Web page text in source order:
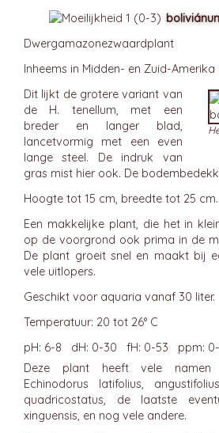
Dwergamazonezwaardplant
Inheems in Midden- en Zuid-Amerika
Dit lijkt de grotere variant van
de H. tenellum, met een
breder en langer blad,
lancetvormig met een even
lange steel. De indruk van
gras mist hier ook. De
Hoogte tot 15 cm, breedte tot 25 cm.
Een makkelijke plant, die het in
op de voorgrond ook prima in de
De plant groeit snel en maakt bij
vele uitlopers.
Geschikt voor aquaria vanaf 30 liter.
Temperatuur: 20 tot 26° C
pH: 6-8 dH: 0-30 fH: 0-53 ppm:
Deze plant heeft vele namen
Echinodorus latifolius,
quadricostatus, de laatste
xinguensis, en nog vele andere.